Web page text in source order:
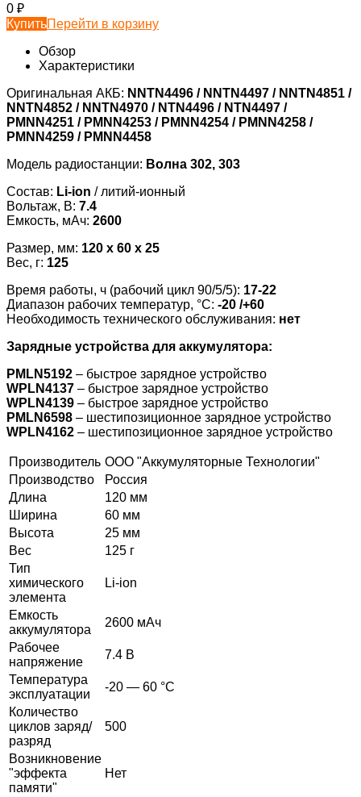
0 ₽
КупитьПерейти в корзину
Обзор
Характеристики
Оригинальная АКБ: NNTN4496 / NNTN4497 / NNTN4851 /
NNTN4852 / NNTN4970 / NTN4496 / NTN4497 /
PMNN4251 / PMNN4253 / PMNN4254 / PMNN4258 /
PMNN4259 / PMNN4458
Модель радиостанции: Волна 302, 303
Состав: Li-ion / литий-ионный
Вольтаж, В: 7.4
Емкость, мАч: 2600
Размер, мм: 120 x 60 x 25
Вес, г: 125
Время работы, ч (рабочий цикл 90/5/5): 17-22
Диапазон рабочих температур, °С: -20 /+60
Необходимость технического обслуживания: нет
Зарядные устройства для аккумулятора:
PMLN5192 – быстрое зарядное устройство
WPLN4137 – быстрое зарядное устройство
WPLN4139 – быстрое зарядное устройство
PMLN6598 – шестипозиционное зарядное устройство
WPLN4162 – шестипозиционное зарядное устройство
Производитель ООО "Аккумуляторные Технологии"
Производство
Россия
Длина
120 мм
Ширина
60 мм
Высота
25 мм
Вес
125 г
Тип
химического
элемента
Li-ion
Емкость
аккумулятора
2600 мАч
Рабочее
напряжение
7.4 В
Температура
эксплуатации
-20 — 60 °C
Количество
циклов заряд/
разряд
500
Возникновение
"эффекта
памяти"
Нет